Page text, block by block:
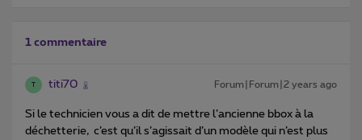
1 commentaire
T titi70 Forum|Forum|2 years ago
Si le technicien vous a dit de mettre l’ancienne bbox à la
déchetterie, c’est qu’il s’agissait d’un modèle qui n’est plus